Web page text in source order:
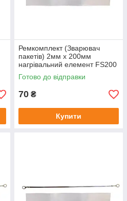
Ремкомплект (Зварювач
пакетів) 2мм x 200мм
нагрівальний елемент FS200
PFS200 SF200 PSF200
пайовик
Готово до відправки
70 ₴
Купити